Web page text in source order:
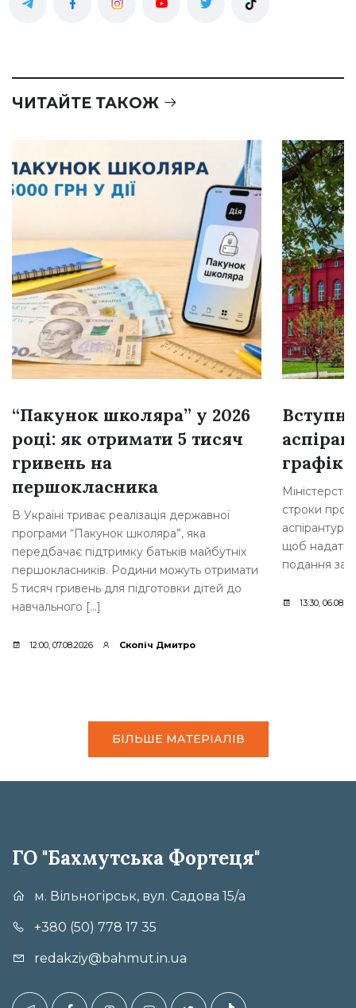
ЧИТАЙТЕ ТАКОЖ
“Пакунок школяра” у 2026
році: як отримати 5 тисяч
гривень на
першокласника
В Україні триває реалізація державної
програми “Пакунок школяра”, яка
передбачає підтримку батьків майбутніх
першокласників. Родини можуть отримати
5 тисяч гривень для підготовки дітей до
навчального […]
12:00, 07.08.2026 Скопіч Дмитро
графік
строки
щоб надати
подання
13:30,
БІЛЬШЕ МАТЕРІАЛІВ
ГО "Бахмутська Фортеця"
м. Вільногірськ, вул. Садова 15/а
+380 (50) 778 17 35
redakziy@bahmut.in.ua